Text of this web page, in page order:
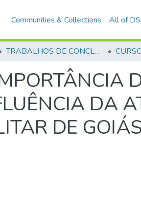
Communities & Collections All of
TRABALHOS DE CONCLUSÃO DE CURSO - CFP (CURSO DE FORMAÇÃO DE PRAÇAS)
DA
DE